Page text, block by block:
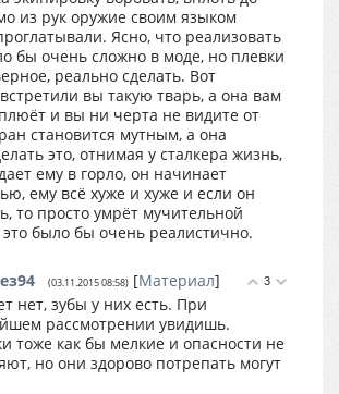
из рук оружие своим языком
Ясно, что реализовать
бы очень сложно в моде, но плевки
реально сделать. Вот
вы такую тварь, а она вам
и вы ни черта не видите от
становится мутным, а она
это, отнимая у сталкера жизнь,
ему в горло, он начинает
ему всё хуже и хуже и если он
то просто умрёт мучительной
было бы очень реалистично.
3
(03.11.2015 08:58) [Материал]
нет, зубы у них есть. При
рассмотрении увидишь.
тоже как бы мелкие и опасности не
но они здорово потрепать могут